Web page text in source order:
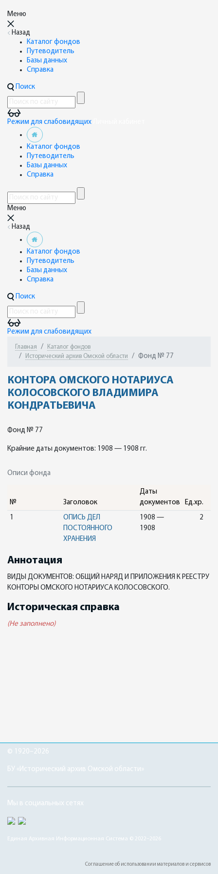
Меню
Назад
Каталог фондов
Путеводитель
Базы данных
Справка
Поиск
Режим для слабовидящих
Каталог фондов
Путеводитель
Базы данных
Справка
Меню
Назад
Каталог фондов
Путеводитель
Базы данных
Справка
Поиск
Режим для слабовидящих
Главная
Каталог фондов
Исторический архив Омской области
Фонд № 77
КОНТОРА ОМСКОГО НОТАРИУСА
КОЛОСОВСКОГО ВЛАДИМИРА
КОНДРАТЬЕВИЧА
Фонд № 77
Крайние даты документов: 1908 — 1908 гг.
Описи фонда
№ Заголовок
Даты
документов
Ед.хр.
1
ОПИСЬ ДЕЛ
ПОСТОЯННОГО
ХРАНЕНИЯ
1908 —
1908
2
Аннотация
ВИДЫ ДОКУМЕНТОВ: ОБЩИЙ НАРЯД И ПРИЛОЖЕНИЯ К РЕЕСТРУ
КОНТОРЫ ОМСКОГО НОТАРИУСА КОЛОСОВСКОГО.
Историческая справка
(Не заполнено)
© 1920–2026
БУ «Исторический архив Омской области»
Мы в социальных сетях
Единая Архивная Информационная Система © 2022–2026
Соглашение об использовании материалов и сервисов